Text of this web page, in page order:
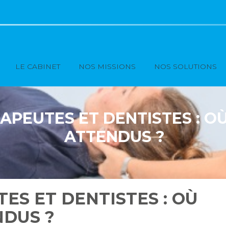
Principal
LE CABINET NOS MISSIONS NOS SOLUTIONS
ET DENTISTES :
ATTENDUS ?
ET DENTISTES : OÙ
?